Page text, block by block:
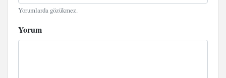
Yorumlarda gözükmez.
Yorum